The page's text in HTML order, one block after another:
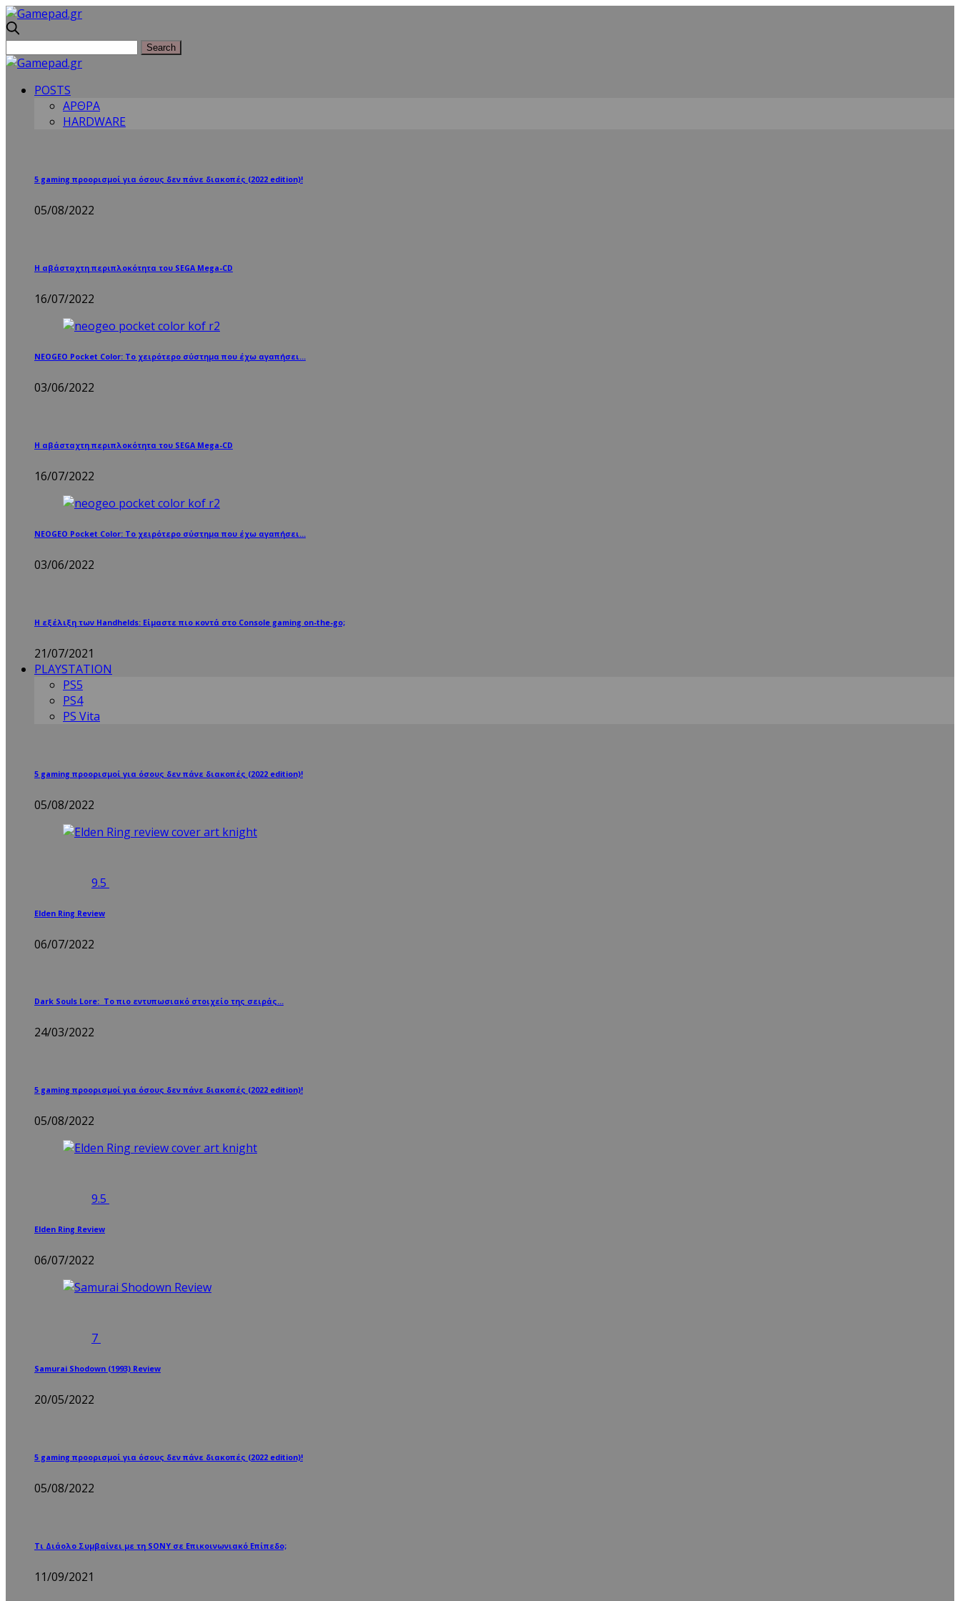
POSTS
ΑΡΘΡΑ
HARDWARE
5 gaming προορισμοί για όσους δεν πάνε διακοπές (2022 edition)!
05/08/2022
Η αβάσταχτη περιπλοκότητα του SEGA Mega-CD
16/07/2022
NEOGEO Pocket Color: Το χειρότερο σύστημα που έχω αγαπήσει…
03/06/2022
Η αβάσταχτη περιπλοκότητα του SEGA Mega-CD
16/07/2022
NEOGEO Pocket Color: Το χειρότερο σύστημα που έχω αγαπήσει…
03/06/2022
Η εξέλιξη των Handhelds: Είμαστε πιο κοντά στο Console gaming on-the-go;
21/07/2021
PLAYSTATION
PS5
PS4
PS Vita
5 gaming προορισμοί για όσους δεν πάνε διακοπές (2022 edition)!
05/08/2022
9.5
Elden Ring Review
06/07/2022
Dark Souls Lore: Το πιο εντυπωσιακό στοιχείο της σειράς…
24/03/2022
5 gaming προορισμοί για όσους δεν πάνε διακοπές (2022 edition)!
05/08/2022
9.5
Elden Ring Review
06/07/2022
7
Samurai Shodown (1993) Review
20/05/2022
5 gaming προορισμοί για όσους δεν πάνε διακοπές (2022 edition)!
05/08/2022
Τι Διάολο Συμβαίνει με τη SONY σε Επικοινωνιακό Επίπεδο;
11/09/2021